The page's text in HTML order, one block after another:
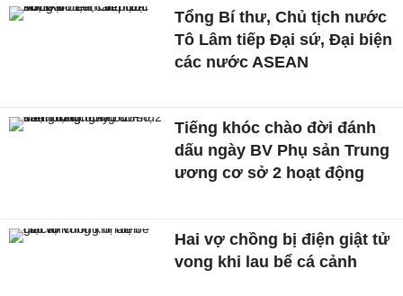
Tổng Bí thư, Chủ tịch nước
Tô Lâm tiếp Đại sứ, Đại biện
các nước ASEAN
Tiếng khóc chào đời đánh
dấu ngày BV Phụ sản Trung
ương cơ sở 2 hoạt động
Hai vợ chồng bị điện giật tử
vong khi lau bể cá cảnh